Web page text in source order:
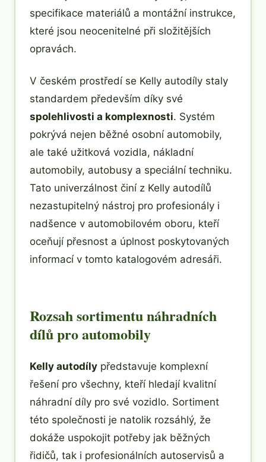
specifikace materiálů a montážní instrukce,
které jsou neocenitelné při složitějších
opravách.
V českém prostředí se Kelly autodíly staly
standardem především díky své
spolehlivosti a komplexnosti. Systém
pokrývá nejen běžné osobní automobily,
ale také užitková vozidla, nákladní
automobily, autobusy a speciální techniku.
Tato univerzálnost činí z Kelly autodílů
nezastupitelný nástroj pro profesionály i
nadšence v automobilovém oboru, kteří
oceňují přesnost a úplnost poskytovaných
informací v tomto katalogovém adresáři.
Rozsah sortimentu náhradních
dílů pro automobily
Kelly autodíly představuje komplexní
řešení pro všechny, kteří hledají kvalitní
náhradní díly pro své vozidlo. Sortiment
této společnosti je natolik rozsáhlý, že
dokáže uspokojit potřeby jak běžných
řidičů, tak i profesionálních autoservisů a